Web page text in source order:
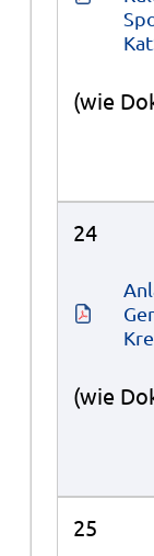
(wie
24
(wie
25